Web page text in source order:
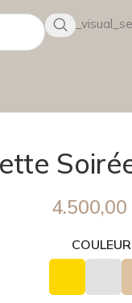
COULEUR